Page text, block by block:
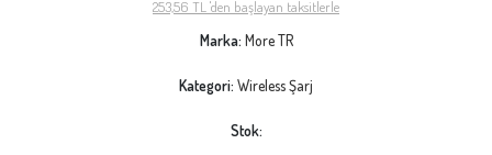
253,56 TL 'den başlayan taksitlerle
Marka: More TR
Kategori: Wireless Şarj
Stok: